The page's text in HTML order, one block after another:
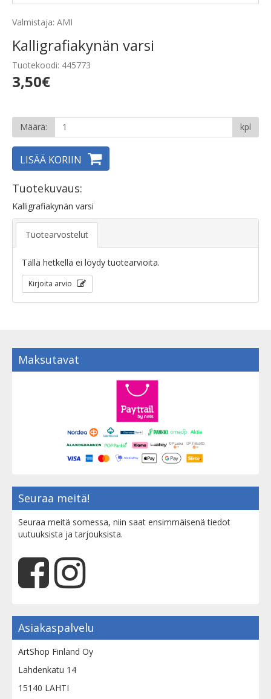
Valmistaja: AMI
Kalligrafiakynän varsi
Tuotekoodi: 445773
3,50€
Määrä: kpl
LISÄÄ KORIIN
Tuotekuvaus:
Kalligrafiakynän varsi
Tuotearvostelut
Tällä hetkellä ei löydy tuotearvioita.
Kirjoita arvio
Maksutavat
Seuraa meitä!
Seuraa meitä somessa, niin saat ensimmäisenä tiedot
uutuuksista ja tarjouksista.
Asiakaspalvelu
ArtShop Finland Oy
Lahdenkatu 14
15140 LAHTI